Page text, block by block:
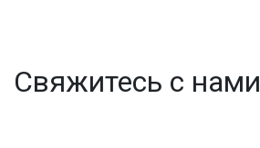
Свяжитесь с нами